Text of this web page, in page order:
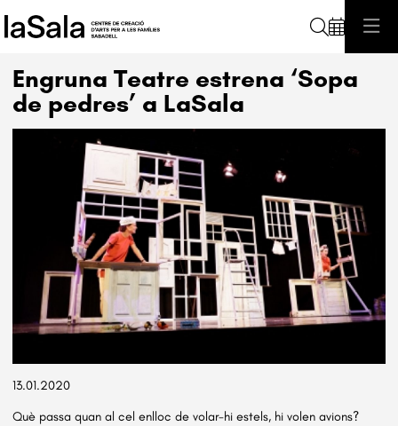
Engruna Teatre estrena ‘Sopa
de pedres’ a LaSala
13.01.2020
Què passa quan al cel enlloc de volar-hi estels, hi volen avions?